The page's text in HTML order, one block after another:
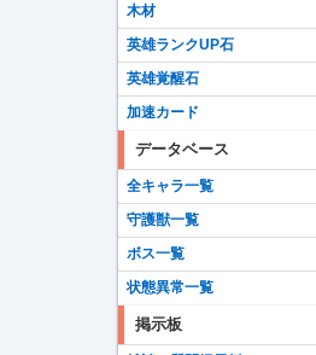
木材
英雄ランクUP石
英雄覚醒石
加速カード
データベース
全キャラ一覧
守護獣一覧
ボス一覧
状態異常一覧
掲示板